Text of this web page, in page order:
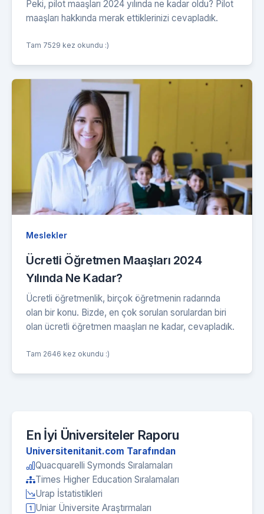
Peki, pilot maaşları 2024 yılında ne kadar oldu? Pilot
maaşları hakkında merak ettiklerinizi cevapladık.
Tam 7529 kez okundu :)
Meslekler
Ücretli Öğretmen Maaşları 2024
Yılında Ne Kadar?
Ücretli öğretmenlik, birçok öğretmenin radarında
olan bir konu. Bizde, en çok sorulan sorulardan biri
olan ücretli öğretmen maaşları ne kadar, cevapladık.
Tam 2646 kez okundu :)
En İyi Üniversiteler Raporu
Universitenitanit.com Tarafından
Quacquarelli Symonds Sıralamaları
Times Higher Education Sıralamaları
Urap İstatistikleri
Uniar Üniversite Araştırmaları